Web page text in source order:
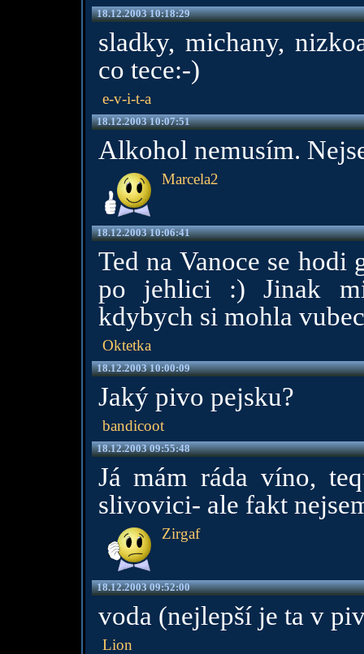
18.12.2003 10:18:29
sladky, michany,
co tece:-)
e-v-i-t-a
18.12.2003 10:07:51
Alkohol nemusím.
Marcela2
18.12.2003 10:06:41
Ted na Vanoce se
po jehlici :) Jinak
kdybych si mohla
Oktetka
18.12.2003 10:00:09
Jaký pivo pejsku?
bandicoot
18.12.2003 09:55:48
Já mám ráda víno,
slivovici- ale fakt
Zirgaf
18.12.2003 09:52:00
voda (nejlepší je ta v
Lion